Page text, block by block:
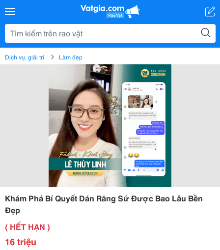
Dịch vụ, giải trí Làm đẹp
Khám Phá Bí Quyết Dán Răng Sứ Được Bao Lâu Bền
Đẹp
( HẾT HẠN )
16 triệu